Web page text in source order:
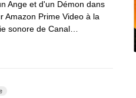
Ange et d'un Démon dans
Amazon Prime Video à la
sonore de Canal…